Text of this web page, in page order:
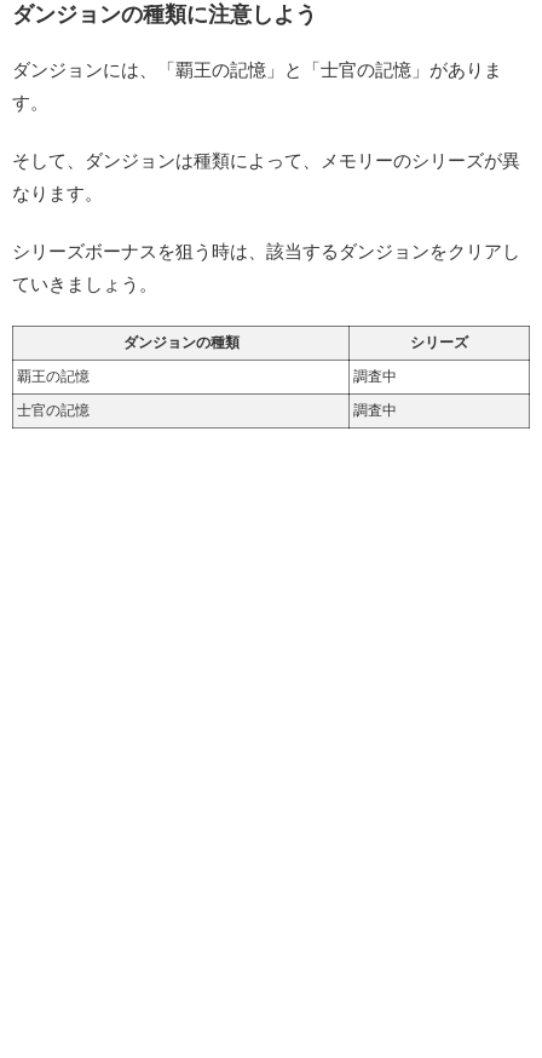
ダンジョンの種類に注意しよう
ダンジョンには、「覇王の記憶」と「士官の記憶」がありま
す。
そして、ダンジョンは種類によって、メモリーのシリーズが異
なります。
シリーズボーナスを狙う時は、該当するダンジョンをクリアし
ていきましょう。
ダンジョンの種類
シリーズ
覇王の記憶
調査中
士官の記憶
調査中